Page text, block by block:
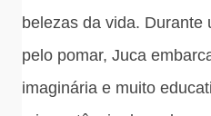
belezas da vida. Durante
pelo pomar, Juca
imaginária e muito